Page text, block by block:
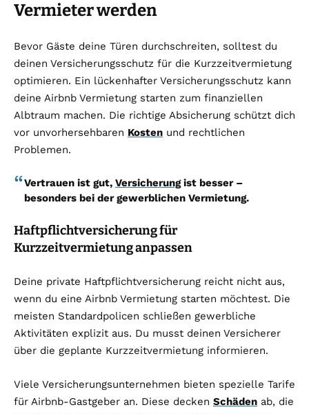
Vermieter werden
Bevor Gäste deine Türen durchschreiten, solltest du
deinen Versicherungsschutz für die Kurzzeitvermietung
optimieren. Ein lückenhafter Versicherungsschutz kann
deine Airbnb Vermietung starten zum finanziellen
Albtraum machen. Die richtige Absicherung schützt dich
vor unvorhersehbaren Kosten und rechtlichen
Problemen.
Vertrauen ist gut, Versicherungist besser –
besonders bei der gewerblichen Vermietung.
Haftpflichtversicherung für
Kurzzeitvermietung anpassen
Deine private Haftpflichtversicherung reicht nicht aus,
wenn du eine Airbnb Vermietung starten möchtest. Die
meisten Standardpolicen schließen gewerbliche
Aktivitäten explizit aus. Du musst deinen Versicherer
über die geplante Kurzzeitvermietung informieren.
Viele Versicherungsunternehmen bieten spezielle Tarife
für Airbnb-Gastgeber an. Diese decken Schäden ab, die